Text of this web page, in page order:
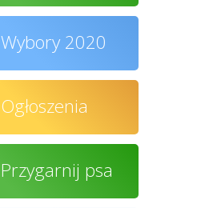
Wybory 2020
Ogłoszenia
Przygarnij psa